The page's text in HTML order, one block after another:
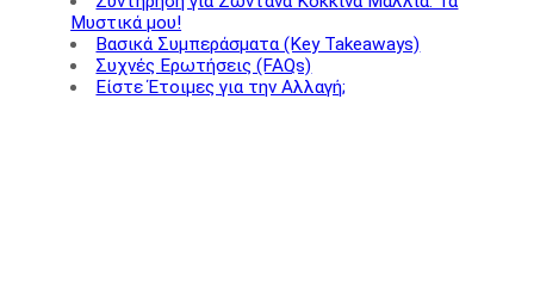
Μυστικά μου!
Βασικά Συμπεράσματα (Key Takeaways)
Συχνές Ερωτήσεις (FAQs)
Είστε Έτοιμες για την Αλλαγή;